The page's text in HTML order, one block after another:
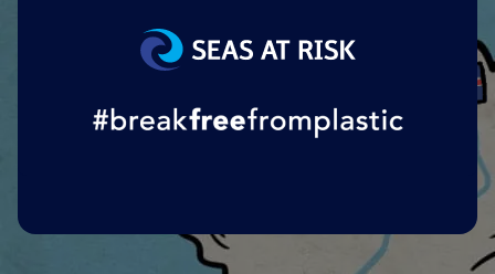
επαναχρησιμοποιήσιμες επιλογές. Ορισμένα
εστιατόρια χρησιμοποιούν χαραγμένα και
που είναι διαθέσιμα προς πώληση ως
αναμνηστικά. Άλλοι ιδιοκτήτες χρησιμοποιούν